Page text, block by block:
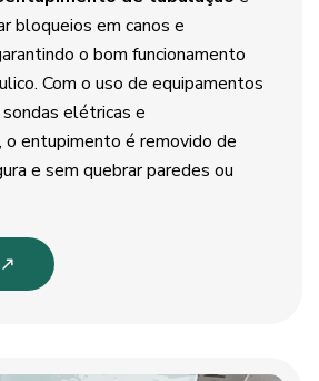
bloqueios em canos e
o bom funcionamento
Com o uso de equipamentos
elétricas e
o entupimento é removido de
e sem quebrar paredes ou